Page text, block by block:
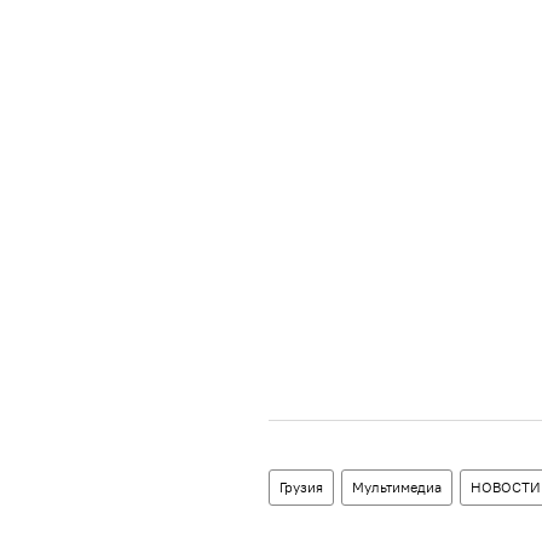
Грузия Мультимедиа НОВОСТИ